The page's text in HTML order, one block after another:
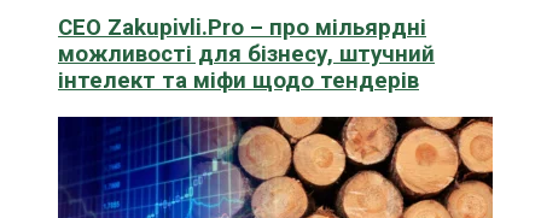
CEO Zakupivli.Pro – про мільярдні
можливості для бізнесу, штучний
інтелект та міфи щодо тендерів